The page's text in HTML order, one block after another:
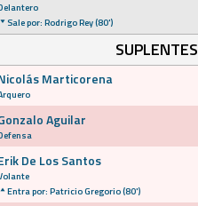
Sale por: Rodrigo Rey (80')
SUPLENTES
Marticorena
Aguilar
De Los Santos
Entra por: Patricio Gregorio (80')